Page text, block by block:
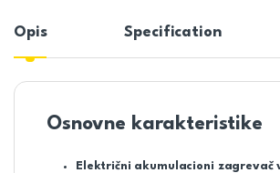
Opis Specification
Osnovne karakteristike
Električni akumulacioni zagrevač